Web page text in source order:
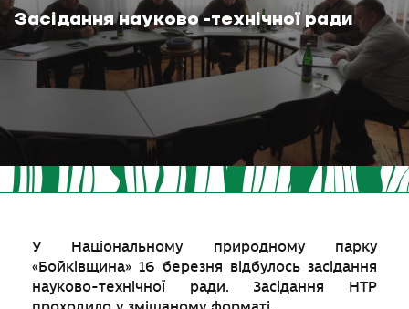
Засідання науково -технічної ради
У Національному природному парку
«Бойківщина» 16 березня відбулось засідання
науково-технічної ради. Засідання НТР